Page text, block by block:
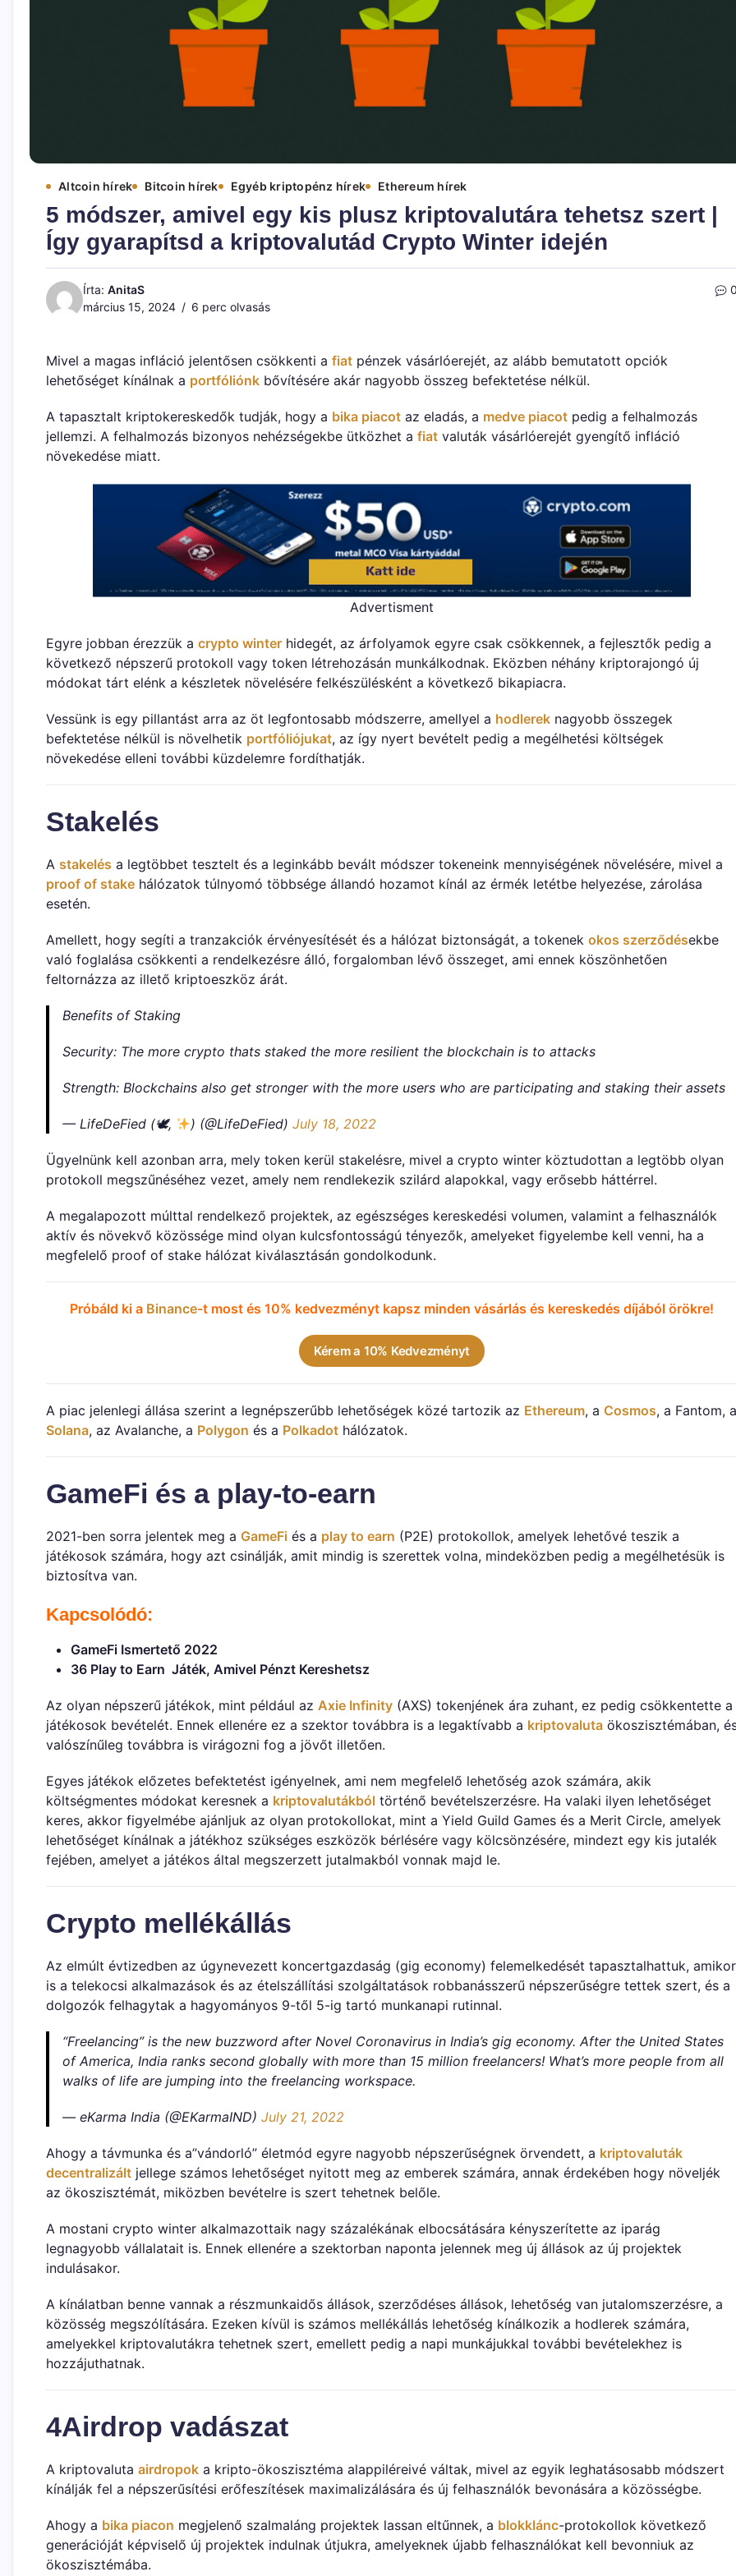
Altcoin hírek Bitcoin hírek Egyéb kriptopénz hírek Ethereum hírek
5 módszer, amivel egy kis plusz kriptovalutára tehetsz szert |
Így gyarapítsd a kriptovalutád Crypto Winter idején
Írta: AnitaS
március 15, 2024
6 perc olvasás
Mivel a magas infláció jelentősen csökkenti a fiat pénzek vásárlóerejét, az alább bemutatott opciók
lehetőséget kínálnak a portfóliónk bővítésére akár nagyobb összeg befektetése nélkül.
A tapasztalt kriptokereskedők tudják, hogy a bika piacot az eladás, a medve piacot pedig a felhalmozás
jellemzi. A felhalmozás bizonyos nehézségekbe ütközhet a fiat valuták vásárlóerejét gyengítő infláció
növekedése miatt.
Advertisment
Egyre jobban érezzük a crypto winter hidegét, az árfolyamok egyre csak csökkennek, a fejlesztők pedig a
következő népszerű protokoll vagy token létrehozásán munkálkodnak. Eközben néhány kriptorajongó új
módokat tárt elénk a készletek növelésére felkészülésként a következő bikapiacra.
Vessünk is egy pillantást arra az öt legfontosabb módszerre, amellyel a hodlerek nagyobb összegek
befektetése nélkül is növelhetik portfóliójukat, az így nyert bevételt pedig a megélhetési költségek
növekedése elleni további küzdelemre fordíthatják.
Stakelés
A stakelés a legtöbbet tesztelt és a leginkább bevált módszer tokeneink mennyiségének növelésére, mivel a
proof of stake hálózatok túlnyomó többsége állandó hozamot kínál az érmék letétbe helyezése, zárolása
esetén.
Amellett, hogy segíti a tranzakciók érvényesítését és a hálózat biztonságát, a tokenek okos szerződésekbe
való foglalása csökkenti a rendelkezésre álló, forgalomban lévő összeget, ami ennek köszönhetően
feltornázza az illető kriptoeszköz árát.
Benefits of Staking
Security: The more crypto thats staked the more resilient the blockchain is to attacks
Strength: Blockchains also get stronger with the more users who are participating and staking their assets
— LifeDeFied (🕊, ) (@LifeDeFied)July 18, 2022
Ügyelnünk kell azonban arra, mely token kerül stakelésre, mivel a crypto winter köztudottan a legtöbb olyan
protokoll megszűnéséhez vezet, amely nem rendlekezik szilárd alapokkal, vagy erősebb háttérrel.
A megalapozott múlttal rendelkező projektek, az egészséges kereskedési volumen, valamint a felhasználók
aktív és növekvő közössége mind olyan kulcsfontosságú tényezők, amelyeket figyelembe kell venni, ha a
megfelelő proof of stake hálózat kiválasztásán gondolkodunk.
Próbáld ki a Binance-t most és 10% kedvezményt kapsz minden vásárlás és kereskedés díjából örökre!
Kérem a 10% Kedvezményt
A piac jelenlegi állása szerint a legnépszerűbb lehetőségek közé tartozik az Ethereum, a Cosmos, a Fantom, a
Solana, az Avalanche, a Polygon és a Polkadot hálózatok.
GameFi és a play-to-earn
2021-ben sorra jelentek meg a GameFi és a play to earn (P2E) protokollok, amelyek lehetővé teszik a
játékosok számára, hogy azt csinálják, amit mindig is szerettek volna, mindeközben pedig a megélhetésük is
biztosítva van.
Kapcsolódó:
GameFi Ismertető 2022
36 Play to Earn Játék, Amivel Pénzt Kereshetsz
Az olyan népszerű játékok, mint például az Axie Infinity (AXS) tokenjének ára zuhant, ez pedig csökkentette a
játékosok bevételét. Ennek ellenére ez a szektor továbbra is a legaktívabb a kriptovaluta ökoszisztémában,
valószínűleg továbbra is virágozni fog a jövőt illetően.
Egyes játékok előzetes befektetést igényelnek, ami nem megfelelő lehetőség azok számára, akik
költségmentes módokat keresnek a kriptovalutákból történő bevételszerzésre. Ha valaki ilyen lehetőséget
keres, akkor figyelmébe ajánljuk az olyan protokollokat, mint a Yield Guild Games és a Merit Circle, amelyek
lehetőséget kínálnak a játékhoz szükséges eszközök bérlésére vagy kölcsönzésére, mindezt egy kis jutalék
fejében, amelyet a játékos által megszerzett jutalmakból vonnak majd le.
Crypto mellékállás
Az elmúlt évtizedben az úgynevezett koncertgazdaság (gig economy) felemelkedését tapasztalhattuk, amikor
is a telekocsi alkalmazások és az ételszállítási szolgáltatások robbanásszerű népszerűségre tettek szert, és a
dolgozók felhagytak a hagyományos 9-től 5-ig tartó munkanapi rutinnal.
“Freelancing” is the new buzzword after Novel Coronavirus in India’s gig economy. After the United States
of America, India ranks second globally with more than 15 million freelancers! What’s more people from all
walks of life are jumping into the freelancing workspace.
— eKarma India (@EKarmaIND) July 21, 2022
Ahogy a távmunka és a”vándorló” életmód egyre nagyobb népszerűségnek örvendett, a kriptovaluták
decentralizált jellege számos lehetőséget nyitott meg az emberek számára, annak érdekében hogy növeljék
az ökoszisztémát, miközben bevételre is szert tehetnek belőle.
A mostani crypto winter alkalmazottaik nagy százalékának elbocsátására kényszerítette az iparág
legnagyobb vállalatait is. Ennek ellenére a szektorban naponta jelennek meg új állások az új projektek
indulásakor.
A kínálatban benne vannak a részmunkaidős állások, szerződéses állások, lehetőség van jutalomszerzésre, a
közösség megszólítására. Ezeken kívül is számos mellékállás lehetőség kínálkozik a hodlerek számára,
amelyekkel kriptovalutákra tehetnek szert, emellett pedig a napi munkájukkal további bevételekhez is
hozzájuthatnak.
4Airdrop vadászat
A kriptovaluta airdropok a kripto-ökoszisztéma alappiléreivé váltak, mivel az egyik leghatásosabb módszert
kínálják fel a népszerűsítési erőfeszítések maximalizálására és új felhasználók bevonására a közösségbe.
Ahogy a bika piacon megjelenő szalmaláng projektek lassan eltűnnek, a blokklánc-protokollok következő
generációját képviselő új projektek indulnak útjukra, amelyeknek újabb felhasználókat kell bevonniuk az
ökoszisztémába.